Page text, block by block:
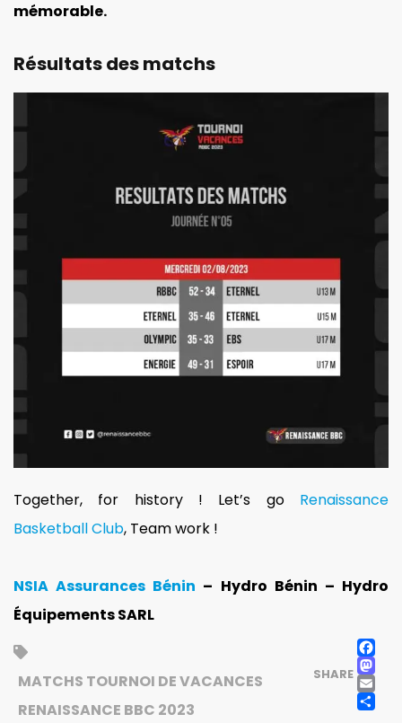
mémorable.
Résultats des matchs
Together, for history ! Let’s go Renaissance
Basketball Club, Team work !
NSIA Assurances Bénin – Hydro Bénin – Hydro
Équipements SARL
MATCHS TOURNOI DE VACANCES
RENAISSANCE BBC 2023
SHARE